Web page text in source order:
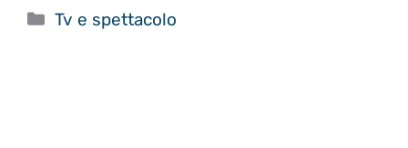
Categorie
Tv e spettacolo